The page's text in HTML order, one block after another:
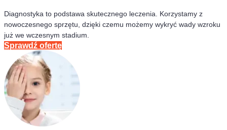
Diagnostyka to podstawa skutecznego leczenia. Korzystamy z
nowoczesnego sprzętu, dzięki czemu możemy wykryć wady wzroku
już we wczesnym stadium.
Sprawdź ofertę